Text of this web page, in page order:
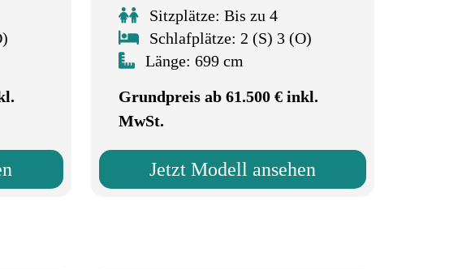
Sitzplätze: Bis zu 4
Schlafplätze: 2 (S) 3 (O)
Länge: 699 cm
Grundpreis ab 61.500 € inkl.
MwSt.
Jetzt Modell ansehen